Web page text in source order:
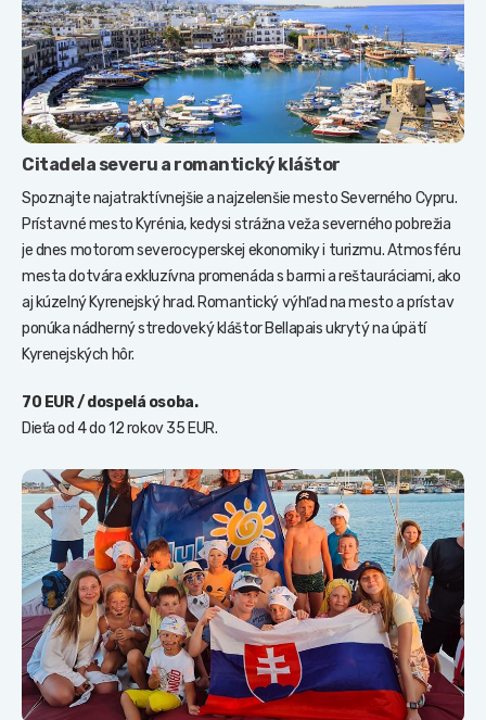
Citadela severu a romantický kláštor
Spoznajte najatraktívnejšie a najzelenšie mesto Severného Cypru.
Prístavné mesto Kyrénia, kedysi strážna veža severného pobrežia
je dnes motorom severocyperskej ekonomiky i turizmu. Atmosféru
mesta dotvára exkluzívna promenáda s barmi a reštauráciami, ako
aj kúzelný Kyrenejský hrad. Romantický výhľad na mesto a prístav
ponúka nádherný stredoveký kláštor Bellapais ukrytý na úpätí
Kyrenejských hôr.
70 EUR / dospelá osoba.
Dieťa od 4 do 12 rokov 35 EUR.